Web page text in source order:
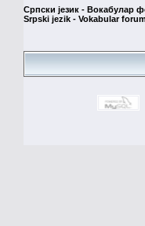
Српски језик - Вокабулар
Srpski jezik - Vokabular forum